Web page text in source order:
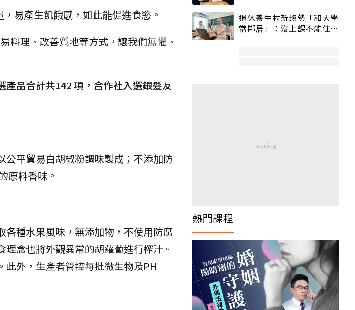
易產生飢餓感，如此能促進食慾。
料理、改善質地等方式，讓我們無懼、
產品合計共142 項，合作社入選銀髮友
平貿易白胡椒粉調味製成；不添加防
原料香味。
種水果風味，無添加物，不使用防腐
念也將外觀異常的胡蘿蔔進行榨汁。
外，生產者管控每批微生物及PH
退休養生村新趨勢「和大學
當鄰居」：沒上課不能住、
熱門課程